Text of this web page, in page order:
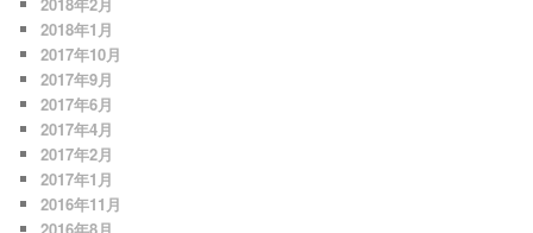
2018年2月
2018年1月
2017年10月
2017年9月
2017年6月
2017年4月
2017年2月
2017年1月
2016年11月